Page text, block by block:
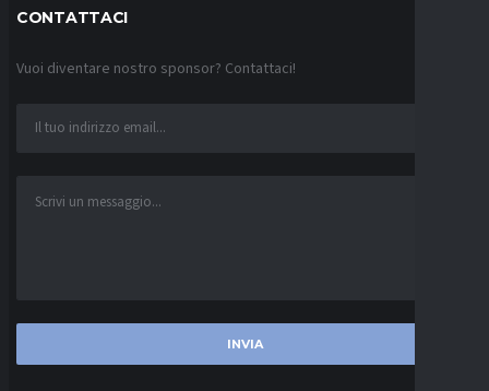
CONTATTACI
Vuoi diventare nostro sponsor? Contattaci!